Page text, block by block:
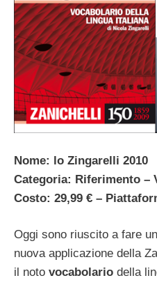
Nome: lo Zingarelli 2010
Categoria: Riferimento –
Costo: 29,99 € –
Oggi sono riuscito a fare un
nuova applicazione della
il noto vocabolario della